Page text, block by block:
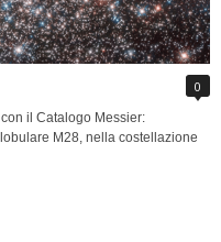
0
il Catalogo Messier:
M28, nella costellazione